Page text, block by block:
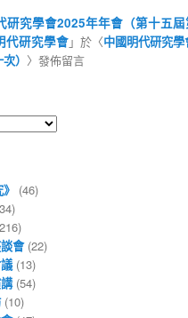
研究學會2025年年會（第十五
代研究學會」於〈中國明代研究
） 〉發佈留言
(46)
會(22)
(13)
(54)
(10)